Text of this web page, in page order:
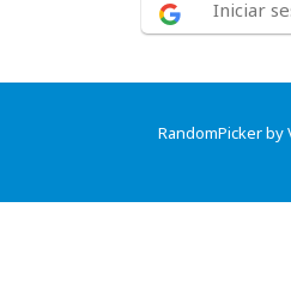
Iniciar
RandomPicker